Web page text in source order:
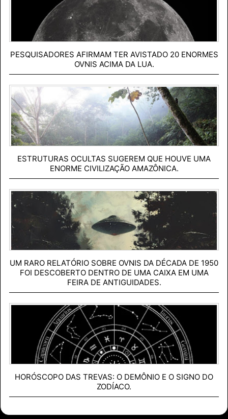
PESQUISADORES AFIRMAM TER AVISTADO 20 ENORMES
OVNIS ACIMA DA LUA.
ESTRUTURAS OCULTAS SUGEREM QUE HOUVE UMA
ENORME CIVILIZAÇÃO AMAZÔNICA.
UM RARO RELATÓRIO SOBRE OVNIS DA DÉCADA DE 1950
FOI DESCOBERTO DENTRO DE UMA CAIXA EM UMA
FEIRA DE ANTIGUIDADES.
HORÓSCOPO DAS TREVAS: O DEMÔNIO E O SIGNO DO
ZODÍACO.